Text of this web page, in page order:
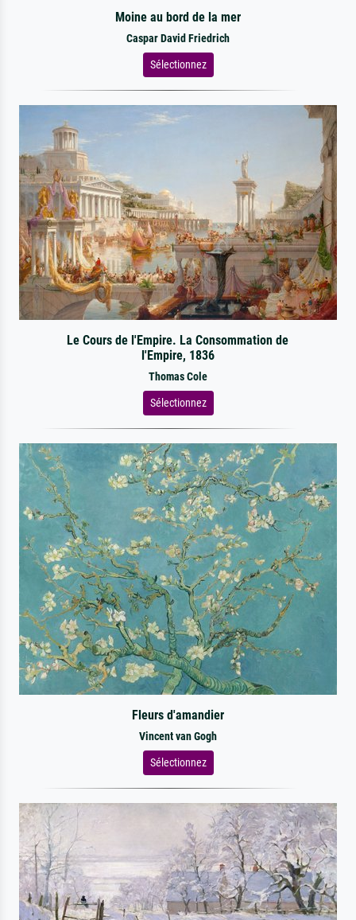
Moine au bord de la mer
Caspar David Friedrich
Sélectionnez
Le Cours de l'Empire. La Consommation de
l'Empire, 1836
Thomas Cole
Sélectionnez
Fleurs d'amandier
Vincent van Gogh
Sélectionnez